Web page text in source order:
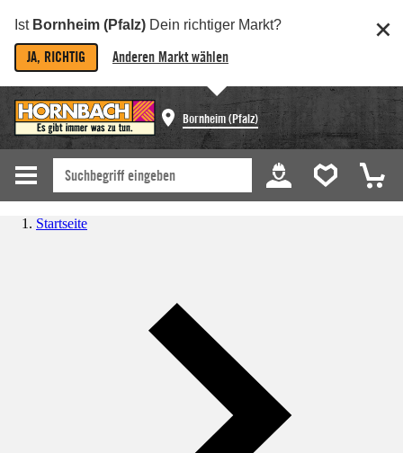
Ist Bornheim (Pfalz) Dein richtiger Markt?
JA, RICHTIG Anderen Markt wählen
Bornheim (Pfalz)
Startseite